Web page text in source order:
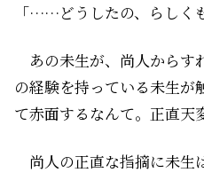
「……どうしたの、らしく
あの未生が、尚人からす
の経験を持っている未生が
て赤面するなんて。正直天
尚人の正直な指摘に未生